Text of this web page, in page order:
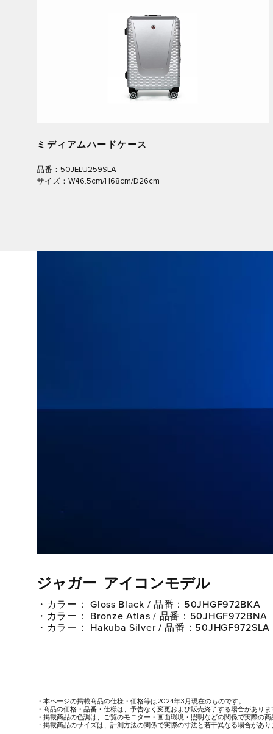
ミディアムハードケース
品番：50JELU259SLA
サイズ：W46.5cm/H68cm/D26cm
ジャガー アイコンモデル
・カラー： Gloss Black / 品番：50JHGF972BKA
・カラー： Bronze Atlas / 品番：50JHGF972BNA
・カラー： Hakuba Silver / 品番：50JHGF972SLA
・本ページの掲載商品の仕様・価格等は2024年3月現在のものです。​
・商品の価格・品番・仕様は、予告なく変更および販売終了する場合がありま
・掲載商品の色調は、ご覧のモニター・画面環境・照明などの関係で実際の商
・掲載商品のサイズは、計測方法の関係で実際の寸法と若干異なる場合があり